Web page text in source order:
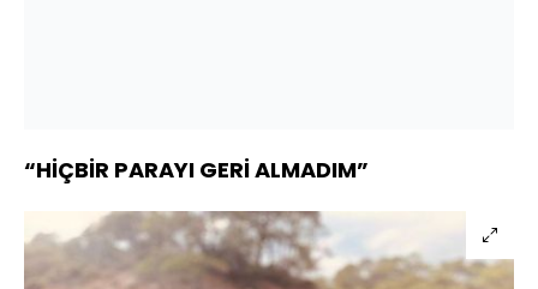
“HİÇBİR PARAYI GERİ ALMADIM”